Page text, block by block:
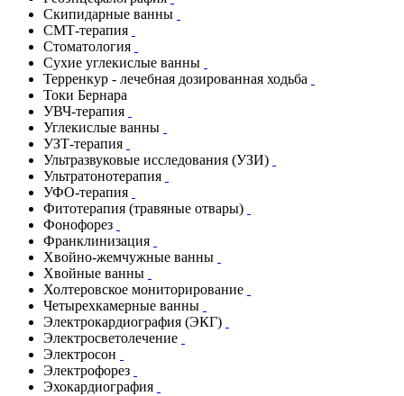
Скипидарные ванны
СМТ-терапия
Стоматология
Сухие углекислые ванны
Терренкур - лечебная дозированная ходьба
Токи Бернара
УВЧ-терапия
Углекислые ванны
УЗТ-терапия
Ультразвуковые исследования (УЗИ)
Ультратонотерапия
УФО-терапия
Фитотерапия (травяные отвары)
Фонофорез
Франклинизация
Хвойно-жемчужные ванны
Хвойные ванны
Холтеровское мониторирование
Четырехкамерные ванны
Электрокардиография (ЭКГ)
Электросветолечение
Электросон
Электрофорез
Эхокардиография